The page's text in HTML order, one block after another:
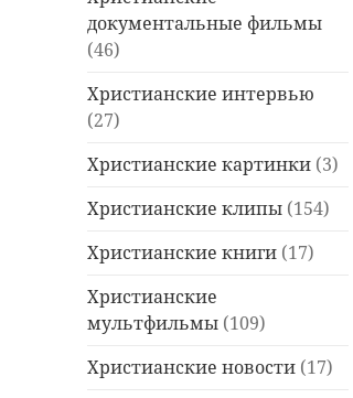
документальные фильмы
(46)
Христианские интервью
(27)
Христианские картинки (3)
Христианские клипы (154)
Христианские книги (17)
Христианские
мультфильмы (109)
Христианские новости (17)